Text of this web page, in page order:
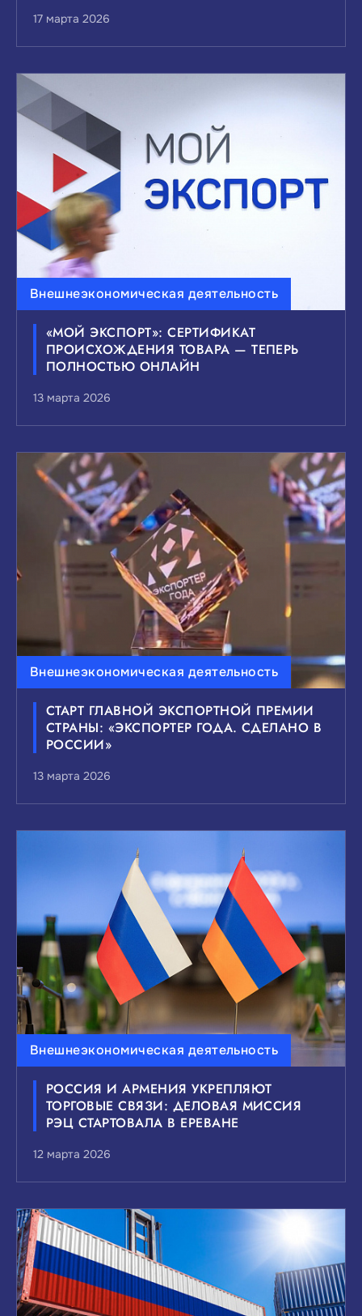
17 марта 2026
Внешнеэкономическая деятельность
«МОЙ ЭКСПОРТ»: СЕРТИФИКАТ
ПРОИСХОЖДЕНИЯ ТОВАРА — ТЕПЕРЬ
ПОЛНОСТЬЮ ОНЛАЙН
13 марта 2026
Внешнеэкономическая деятельность
СТАРТ ГЛАВНОЙ ЭКСПОРТНОЙ ПРЕМИИ
СТРАНЫ: «ЭКСПОРТЕР ГОДА. СДЕЛАНО В
РОССИИ»
13 марта 2026
Внешнеэкономическая деятельность
РОССИЯ И АРМЕНИЯ УКРЕПЛЯЮТ
ТОРГОВЫЕ СВЯЗИ: ДЕЛОВАЯ МИССИЯ
РЭЦ СТАРТОВАЛА В ЕРЕВАНЕ
12 марта 2026